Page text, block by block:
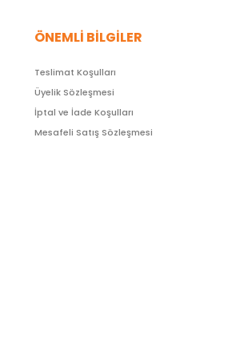
ÖNEMLİ BİLGİLER
Teslimat Koşulları
Üyelik Sözleşmesi
İptal ve İade Koşulları
Mesafeli Satış Sözleşmesi